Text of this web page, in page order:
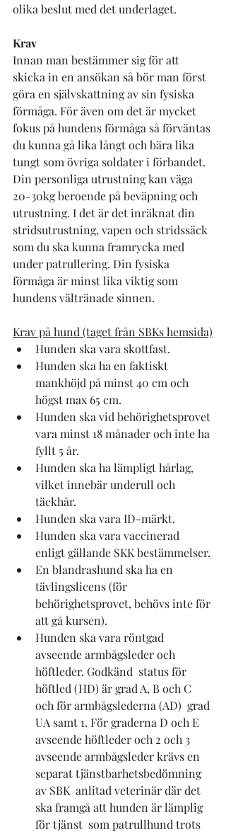
olika beslut med det underlaget.
Krav
Innan man bestämmer sig för att
skicka in en ansökan så bör man först
göra en självskattning av sin fysiska
förmåga. För även om det är mycket
fokus på hundens förmåga så förväntas
du kunna gå lika långt och bära lika
tungt som övriga soldater i förbandet.
Din personliga utrustning kan väga
20-30kg beroende på beväpning och
utrustning. I det är det inräknat din
stridsutrustning, vapen och stridssäck
som du ska kunna framrycka med
under patrullering. Din fysiska
förmåga är minst lika viktig som
hundens vältränade sinnen.
Krav på hund (taget från SBKs hemsida)
Hunden ska vara skottfast.
Hunden ska ha en faktiskt
mankhöjd på minst 40 cm och
högst max 65 cm.
Hunden ska vid behörighetsprovet
vara minst 18 månader och inte ha
fyllt 5 år.
Hunden ska ha lämpligt hårlag,
vilket innebär underull och
täckhår.
Hunden ska vara ID-märkt.
Hunden ska vara vaccinerad
enligt gällande SKK bestämmelser.
En blandrashund ska ha en
tävlingslicens (för
behörighetsprovet, behövs inte för
att gå kursen).
Hunden ska vara röntgad
avseende armbågsleder och
höftleder. Godkänd  status för
höftled (HD) är grad A, B och C
och för armbågslederna (AD)  grad
UA samt 1. För graderna D och E
avseende höftleder och 2 och 3
avseende armbågsleder krävs en
separat tjänstbarhetsbedömning
av SBK  anlitad veterinär där det
ska framgå att hunden är lämplig
för tjänst  som patrullhund trots